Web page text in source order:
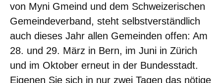
von Myni Gmeind und dem Schweizerischen
Gemeindeverband, steht selbstverständlich
auch dieses Jahr allen Gemeinden offen: Am
28. und 29. März in Bern, im Juni in Zürich
und im Oktober erneut in der Bundesstadt.
Eigenen Sie sich in nur zwei Tagen das nötige